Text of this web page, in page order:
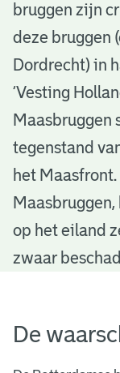
d
a
m
n
o
o
g
bruggen zijn
deze bruggen
Dordrecht) in
‘Vesting
Maasbruggen
tegenstand
het
op het eiland
zwaar
De